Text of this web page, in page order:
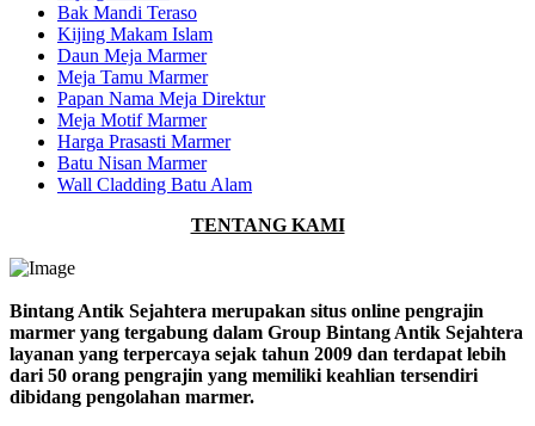
Bak Mandi Teraso
Kijing Makam Islam
Daun Meja Marmer
Meja Tamu Marmer
Papan Nama Meja Direktur
Meja Motif Marmer
Harga Prasasti Marmer
Batu Nisan Marmer
Wall Cladding Batu Alam
TENTANG KAMI
Bintang Antik Sejahtera merupakan situs online pengrajin
marmer yang tergabung dalam Group Bintang Antik Sejahtera
layanan yang terpercaya sejak tahun 2009 dan terdapat lebih
dari 50 orang pengrajin yang memiliki keahlian tersendiri
dibidang pengolahan marmer.